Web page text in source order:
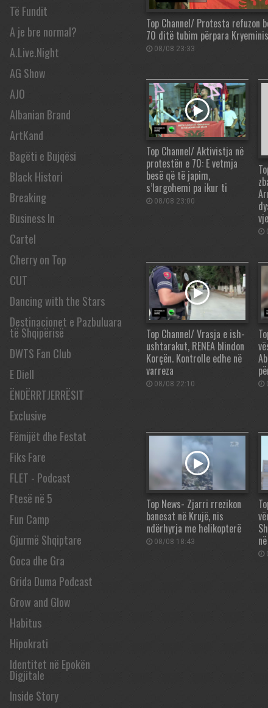
Të Fundit
A je bre normal?
A.Live.Night
AG Show
AJO
Albanian Brand
ArtKand
Bagëti e Bujqësi
Black Histori
Breaking
Business In
Cartel
Cherry on Top
CUT
Dancing with the Stars
Destinacionet e Pazbuluara
të Shqipërisë
DWTS Fan Club
E Diell
ËNDËRRTJERRËSIT
Exclusive
Fëmijët dhe Festat
Fiks Fare
FLET - Podcast
Ftesë në 5
Fun Camp
Gjurmë Shqiptare
Goca dhe Gra
Grida Duma Podcast
Grow and Glow
Habitus
Hipokrati
Identitet në Epokën
Digjitale
Inside Story
Top Channel/ Protesta refuzon
70 ditë tubim përpara
08/08 23:33
Top Channel/ Aktivistja në
protestën e 70: E vetmja
besë që të japim,
s’largohemi pa ikur ti
08/08 23:00
Top Channel/ Vrasja e ish-
ushtarakut, RENEA blindon
Korçën. Kontrolle edhe në
varreza
08/08 22:10
Top News- Zjarri rrezikon
banesat në Krujë, nis
ndërhyrja me helikopterë
08/08 18:43